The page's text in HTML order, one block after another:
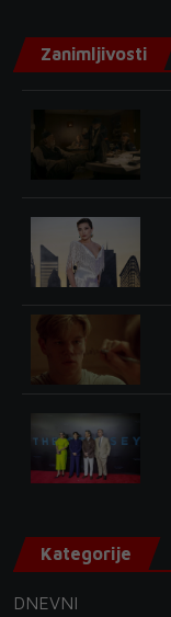
Zanimljivosti
Kategorije
DNEVNI